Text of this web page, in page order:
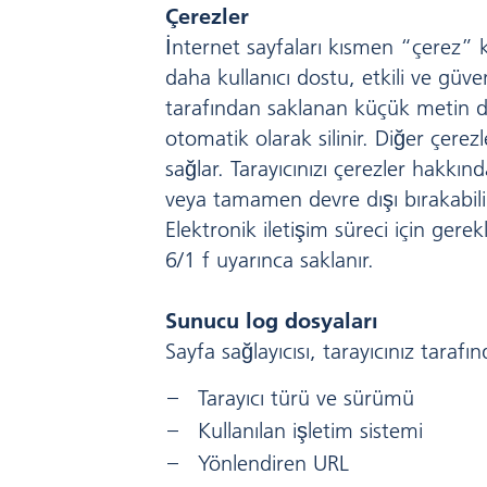
Çerezler
İnternet sayfaları kısmen “çerez”
daha kullanıcı dostu, etkili ve
tarafından saklanan küçük metin
otomatik olarak silinir. Diğer
sağlar. Tarayıcınızı çerezler
veya tamamen devre dışı
Elektronik iletişim süreci için
6/1 f uyarınca saklanır.
Sunucu log dosyaları
Sayfa sağlayıcısı, tarayıcınız
Tarayıcı türü ve sürümü
Kullanılan işletim sistemi
Yönlendiren URL